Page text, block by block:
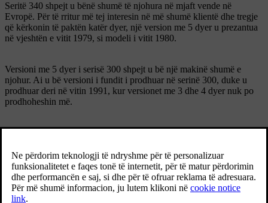
Seritë 340 shpejt u bënë shumë të njohura në mjaft vende në
Evropë. Për të rritur më tej interesin në më shumë klientë dhe tregje
që kërkonin të paktën katër dyer, një version me 5 dyer u prezantua
në vjeshtën e vitit 1979, si modeli i vitit 1980.
Versioni me 5 dyer i serisë 300 shpejt u bë një makinë shumë e
njohur. Ai u bë versioni i fundit i prodhuar në serinë 300, duke u
prodhuar deri në vitin 1991, kur versionet me 3 dhe 4 dyer nuk po
prodhoheshin më.
Prodhuar: 1979 - 1991
Volumi: 358024
Trupi: hatchback me 5 dyer Motori: 4 cilindra, OHV në linjë, 1,397
cc, 4 cilindra, OHC në linjë, 1,986 cc, 4 cilindra, në linjë, 1,721 cc
ose 4 cilindra, në linjë OHC 1.596 cc naftë.